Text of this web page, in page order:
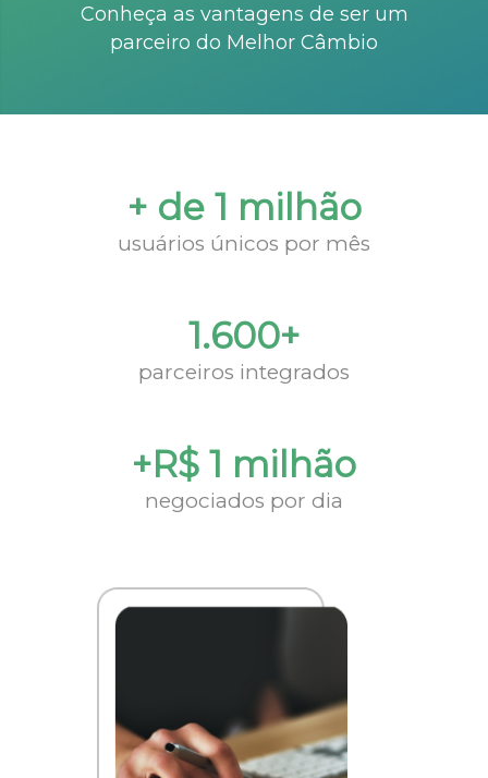
Conheça as vantagens de ser um
parceiro do Melhor Câmbio
+ de 1 milhão
usuários únicos por mês
1.600+
parceiros integrados
+R$ 1 milhão
negociados por dia